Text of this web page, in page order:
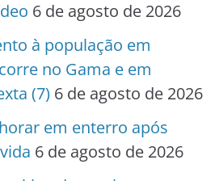
6 de agosto de 2026
à população em
no Gama e em
(7) 6 de agosto de 2026
em enterro após
6 de agosto de 2026